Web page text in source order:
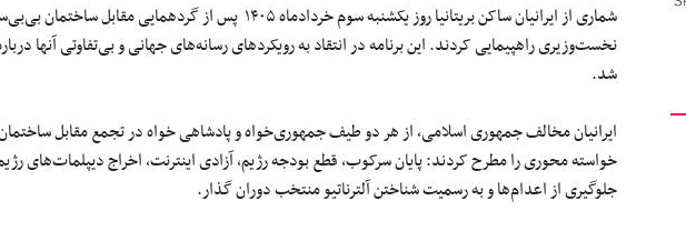
شماری از ایرانیان ساکن بریتانیا روز یکشنبه سوم خردادماه ۱۴۰۵ پس از
نخست‌وزیری راهپیمایی کردند. این برنامه در انتقاد به رویکردهای رسانه‌های جهانی و بی‌تفاوتی آنها
شد.
ایرانیان مخالف جمهوری اسلامی، از هر دو طیف جمهوری‌خواه و پادشاهی خواه در تجمع مقابل
خواسته محوری را مطرح کردند: پایان سرکوب، قطع بودجه رژیم، آزادی اینترنت، اخراج دیپلمات‌های
جلوگیری از اعدام‌ها و به رسمیت شناختن آلترناتیو منتخب دوران گذار.